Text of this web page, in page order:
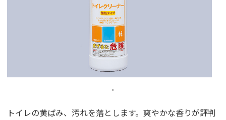
トイレの黄ばみ、汚れを落とします。爽やかな香りが評判